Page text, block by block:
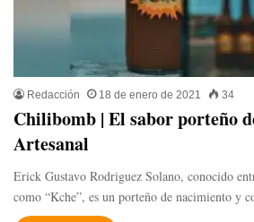
Redacción 18 de enero de 2021 34
Chilibomb | El sabor porteño
Artesanal
Erick Gustavo Rodriguez Solano, conocido
como “Kche”, es un porteño de nacimiento y